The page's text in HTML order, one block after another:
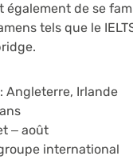
également de se
tels que le
: Angleterre, Irlande
– août
international